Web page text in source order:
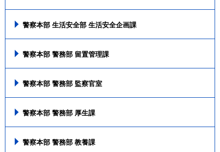
警察本部 生活安全部 生活安全企画課
警察本部 警務部 留置管理課
警察本部 警務部 監察官室
警察本部 警務部 厚生課
警察本部 警務部 教養課